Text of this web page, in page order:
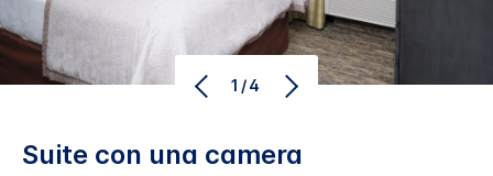
1/4
Suite con una camera